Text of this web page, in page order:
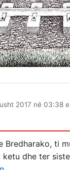
2017 në 03:38
Bredharako, ti
dhe ter